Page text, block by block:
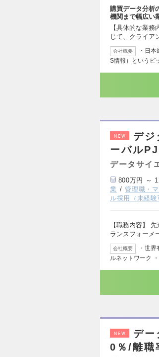
購買データ分析
機関まで幅広い
【具体的な業
じて、クライア
会社概要
・日
S情報）というビ
NEW
デジ
ーバル
データサイ
800万円 ～
業
管理職・
ル採用（未経験
【職務内容】
ランスフォーメ
会社概要
・世
ルネットワーク
NEW
デー
0％/離職